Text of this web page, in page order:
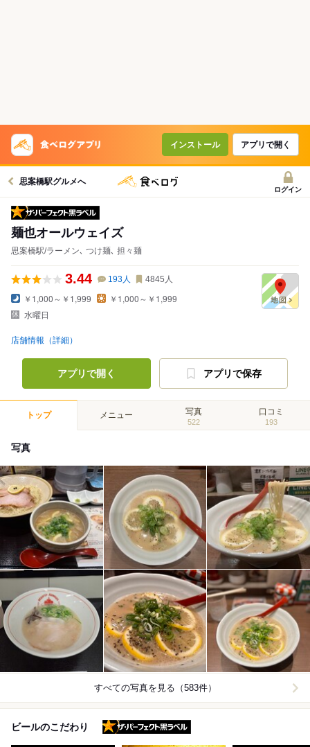
インストール アプリで開く
思案橋駅グルメへ
ログイン
麺也オールウェイズ
思案橋駅/ラーメン､ つけ麺､ 担々麺
3.44 193人 4845 人
￥1,000～￥1,999
￥1,000～￥1,999
水曜日
店舗情報（詳細）
アプリで開く アプリで保存
トップ メニュー 写真
522
口コミ
193
写真
すべての写真を見る（583件）
ビールのこだわり